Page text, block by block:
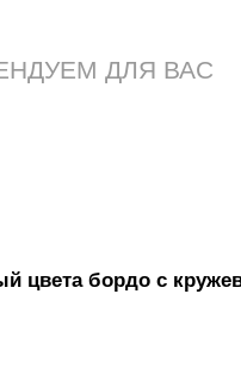
ДЛЯ ВАС
цвета бордо с